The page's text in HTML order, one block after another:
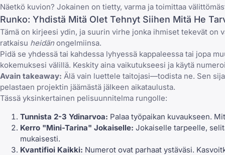
Näetkö kuvion? Jokainen on tietty, varma ja toimittaa
Runko: Yhdistä Mitä Olet Tehnyt Siihen Mitä He
Tämä on kirjeesi ydin, ja suurin virhe jonka ihmiset tekevät on
ratkaisu heidän ongelmiinsa.
Pidä se yhdessä tai kahdessa lyhyessä kappaleessa tai jopa
kokemuksesi välillä. Keskity aina vaikutukseesi ja käytä
Avain takeaway: Älä vain luettele taitojasi—todista ne. Sen
pelastaen projektin jäämästä jälkeen aikataulusta.
Tässä yksinkertainen pelisuunnitelma rungolle:
Tunnista 2-3 Ydinarvoa: Palaa työpaikan kuvaukseen.
Kerro "Mini-Tarina" Jokaiselle: Jokaiselle tarpeelle,
mukaisesti.
Kvantifioi Kaikki: Numerot ovat parhaat ystäväsi.